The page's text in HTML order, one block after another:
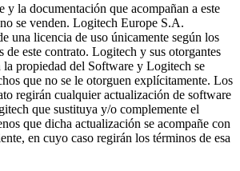
y la documentación que acompañan a este
se venden. Logitech Europe S.A.
una licencia de uso únicamente según los
de este contrato. Logitech y sus otorgantes
la propiedad del Software y Logitech se
que no se le otorguen explícitamente. Los
regirán cualquier actualización de software
que sustituya y/o complemente el
que dicha actualización se acompañe con
en cuyo caso regirán los términos de esa